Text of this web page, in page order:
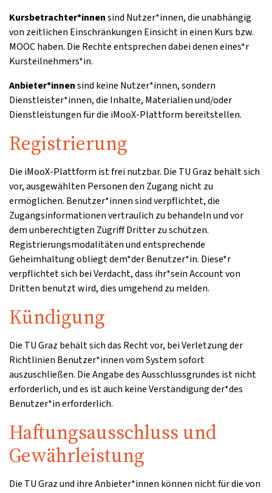
Kursbetrachter*innensind Nutzer*innen, die unabhängig
von zeitlichen Einschränkungen Einsicht in einen Kurs bzw.
MOOC haben. Die Rechte entsprechen dabei denen eines*r
Kursteilnehmers*in.
Anbieter*innensind keine Nutzer*innen, sondern
Dienstleister*innen, die Inhalte, Materialien und/oder
Dienstleistungen für die iMooX-Plattform bereitstellen.
Registrierung
Die iMooX-Plattform ist frei nutzbar. Die TU Graz behält sich
vor, ausgewählten Personen den Zugang nicht zu
ermöglichen. Benutzer*innen sind verpflichtet, die
Zugangsinformationen vertraulich zu behandeln und vor
dem unberechtigten Zugriff Dritter zu schützen.
Registrierungsmodalitäten und entsprechende
Geheimhaltung obliegt dem*der Benutzer*in. Diese*r
verpflichtet sich bei Verdacht, dass ihr*sein Account von
Dritten benutzt wird, dies umgehend zu melden.
Kündigung
Die TU Graz behält sich das Recht vor, bei Verletzung der
Richtlinien Benutzer*innen vom System sofort
auszuschließen. Die Angabe des Ausschlussgrundes ist nicht
erforderlich, und es ist auch keine Verständigung der*des
Benutzer*in erforderlich.
Haftungsausschluss und
Gewährleistung
Die TU Graz und ihre Anbieter*innen können nicht für die von